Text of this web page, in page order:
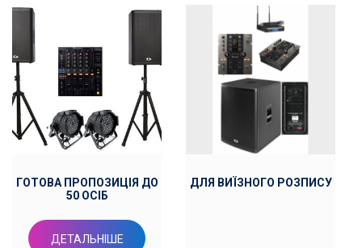
ГОТОВА ПРОПОЗИЦІЯ ДО
50 ОСІБ
ДЕТАЛЬНІШЕ
ДЛЯ ВИЇЗНОГО РОЗПИСУ